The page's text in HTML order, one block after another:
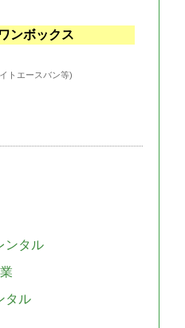
ンボックス
トエースバン等)
ンタル
タル